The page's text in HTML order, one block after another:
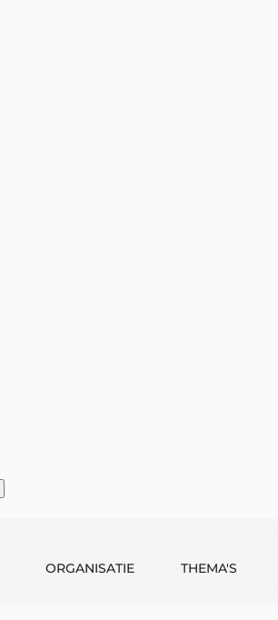
ORGANISATIE THEMA'S